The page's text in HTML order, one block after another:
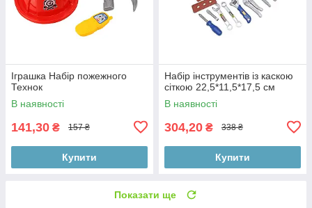
Іграшка Набір пожежного
Технок
В наявності
141,30 ₴ 157 ₴
Купити
Набір інструментів із каскою
сіткою 22,5*11,5*17,5 см
В наявності
304,20 ₴ 338 ₴
Купити
Показати ще